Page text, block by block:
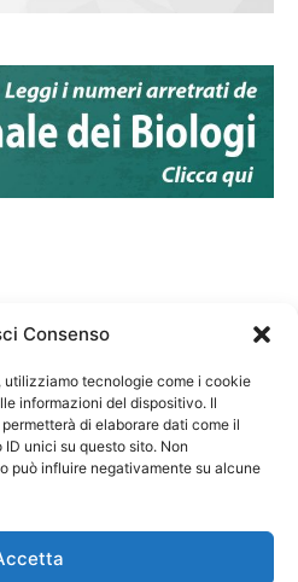
Consenso
utilizziamo tecnologie come i cookie
informazioni del dispositivo. Il
di elaborare dati come il
unici su questo sito. Non
può influire negativamente su alcune
Degli Ordini dei Biologi:
80069130583
www.fnob.it: Vincenzo